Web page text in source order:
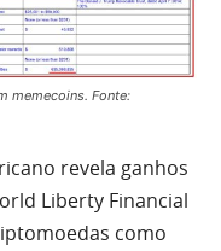
memecoins. Fonte:
revela ganhos
Liberty Financial
como